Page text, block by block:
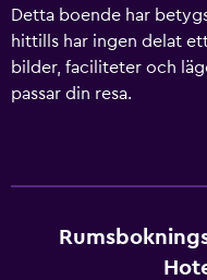
Detta boende har
hittills har ingen delat
bilder, faciliteter och
passar din resa.